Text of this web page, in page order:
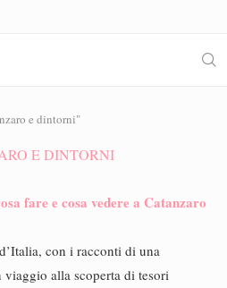
e dintorni"
E DINTORNI
fare e cosa vedere a Catanzaro
con i racconti di una
viaggio alla scoperta di tesori